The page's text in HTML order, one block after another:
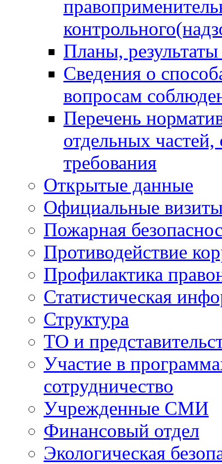
Планы,
Сведения о
вопросам
Перечень
отдельных
требования
Открытые данные
Официальные
Пожарная
Противодействие
Профилактика
Статистическая
Структура
ТО и
Участие в
сотрудничество
Учрежденные СМИ
Финансовый отдел
Экологическая